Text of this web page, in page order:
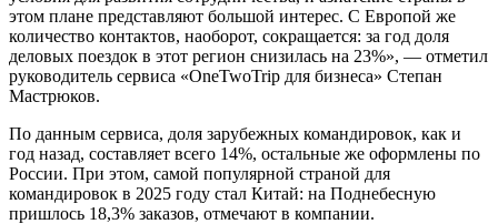
этом плане представляют большой интерес. С Европой же
количество контактов, наоборот, сокращается: за год доля
деловых поездок в этот регион снизилась на 23%», — отметил
руководитель сервиса «OneTwoTrip для бизнеса» Степан
Мастрюков.
По данным сервиса, доля зарубежных командировок, как и
год назад, составляет всего 14%, остальные же оформлены по
России. При этом, самой популярной страной для
командировок в 2025 году стал Китай: на Поднебесную
пришлось 18,3% заказов, отмечают в компании.